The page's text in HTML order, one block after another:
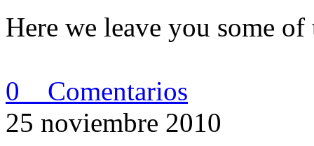
Here we leave you some
0 Comentarios
25 noviembre 2010